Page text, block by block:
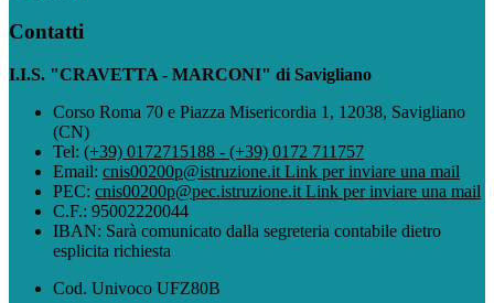
Contatti
I.I.S. "CRAVETTA - MARCONI" di Savigliano
Corso Roma 70 e Piazza Misericordia 1, 12038, Savigliano
(CN)
Tel: (+39) 0172715188 - (+39) 0172 711757
Email: cnis00200p@istruzione.it Link per inviare una mail
PEC: cnis00200p@pec.istruzione.it Link per inviare una mail
C.F.: 95002220044
IBAN: Sarà comunicato dalla segreteria contabile dietro
esplicita richiesta
Cod. Univoco UFZ80B